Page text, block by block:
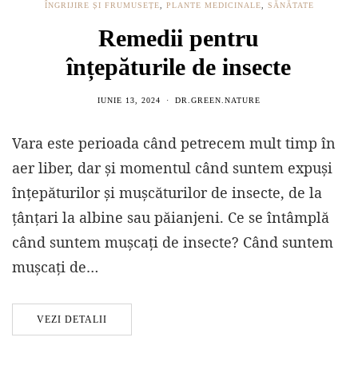
ÎNGRIJIRE ȘI FRUMUSEȚE PLANTE MEDICINALE SĂNĂTATE
Remedii pentru
înțepăturile de insecte
IUNIE 13, 2024 DR.GREEN.NATURE
Vara este perioada când petrecem mult timp în
aer liber, dar și momentul când suntem expuși
înțepăturilor și mușcăturilor de insecte, de la
țânțari la albine sau păianjeni. Ce se întâmplă
când suntem mușcați de insecte? Când suntem
mușcați de…
VEZI DETALII